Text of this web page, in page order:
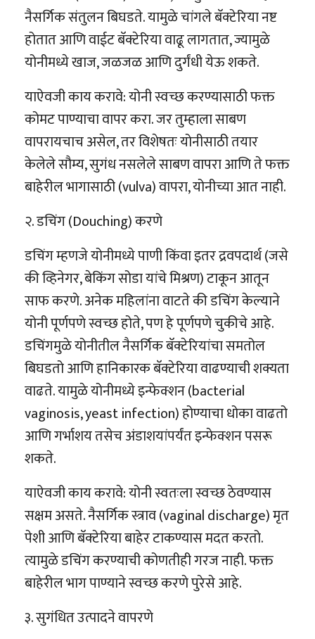
नैसर्गिक संतुलन बिघडते. यामुळे चांगले बॅक्टेरिया नष्ट
होतात आणि वाईट बॅक्टेरिया वाढू लागतात, ज्यामुळे
योनीमध्ये खाज, जळजळ आणि दुर्गंधी येऊ शकते.
याऐवजी काय करावे: योनी स्वच्छ करण्यासाठी फक्त
कोमट पाण्याचा वापर करा. जर तुम्हाला साबण
वापरायचाच असेल, तर विशेषतः योनीसाठी तयार
केलेले सौम्य, सुगंध नसलेले साबण वापरा आणि ते फक्त
बाहेरील भागासाठी (vulva) वापरा, योनीच्या आत नाही.
२. डचिंग (Douching) करणे
डचिंग म्हणजे योनीमध्ये पाणी किंवा इतर द्रवपदार्थ (जसे
की व्हिनेगर, बेकिंग सोडा यांचे मिश्रण) टाकून आतून
साफ करणे. अनेक महिलांना वाटते की डचिंग केल्याने
योनी पूर्णपणे स्वच्छ होते, पण हे पूर्णपणे चुकीचे आहे.
डचिंगमुळे योनीतील नैसर्गिक बॅक्टेरियांचा समतोल
बिघडतो आणि हानिकारक बॅक्टेरिया वाढण्याची शक्यता
वाढते. यामुळे योनीमध्ये इन्फेक्शन (bacterial
vaginosis, yeast infection) होण्याचा धोका वाढतो
आणि गर्भाशय तसेच अंडाशयांपर्यंत इन्फेक्शन पसरू
शकते.
याऐवजी काय करावे: योनी स्वतःला स्वच्छ ठेवण्यास
सक्षम असते. नैसर्गिक स्त्राव (vaginal discharge) मृत
पेशी आणि बॅक्टेरिया बाहेर टाकण्यास मदत करतो.
त्यामुळे डचिंग करण्याची कोणतीही गरज नाही. फक्त
बाहेरील भाग पाण्याने स्वच्छ करणे पुरेसे आहे.
३. सुगंधित उत्पादने वापरणे